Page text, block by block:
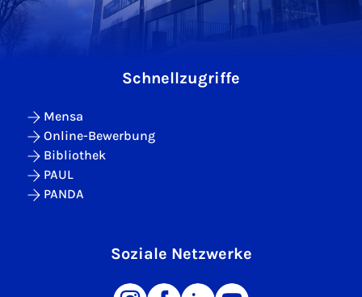
Schnellzugriffe
Mensa
Online-Bewerbung
Bibliothek
PAUL
PANDA
Soziale Netzwerke